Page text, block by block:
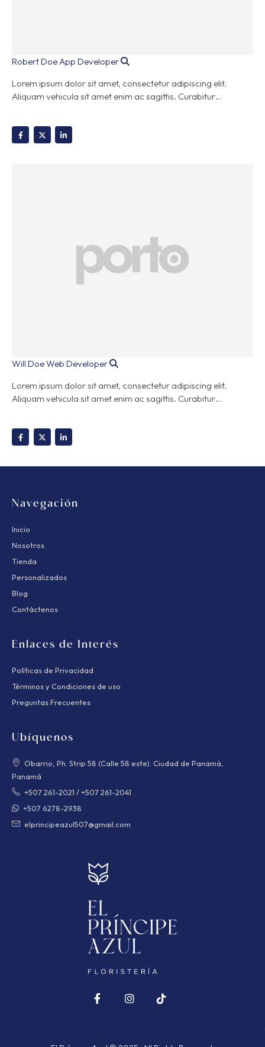
Robert DoeApp Developer
Lorem ipsum dolor sit amet, consectetur adipiscing elit.
Aliquam vehicula sit amet enim ac sagittis. Curabitur…
Will DoeWeb Developer
Lorem ipsum dolor sit amet, consectetur adipiscing elit.
Aliquam vehicula sit amet enim ac sagittis. Curabitur…
Navegación
Inicio
Nosotros
Tienda
Personalizados
Blog
Contáctenos
Enlaces de Interés
Políticas de Privacidad
Términos y Condiciones de uso
Preguntas Frecuentes
Ubíquenos
Obarrio, Ph. Strip 58 (Calle 58 este). Ciudad de Panamá,
Panamá
+507 261-2021 /+507 261-2041
+507 6278-2938
elprincipeazul507@gmail.com